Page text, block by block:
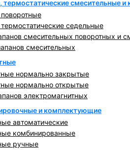
термостатические смесительные
седельные
смесительных поворотных и
смесительных
нормально закрытые
нормально открытые
электромагнитных
и комплектующие
автоматические
комбинированные
ручные